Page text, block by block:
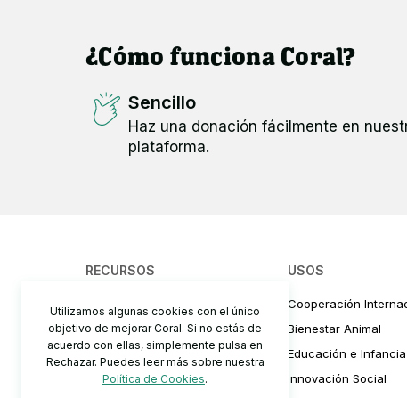
¿Cómo funciona Coral?
Sencillo
Haz una donación fácilmente en
plataforma.
RECURSOS
Precios y comisiones
Cómo recaudar fondos
Preguntas Frecuentes
USOS
Cooperación
Bienestar Animal
Educación e Infancia
Innovación Social
Utilizamos algunas cookies con el único
objetivo de mejorar Coral. Si no estás de
acuerdo con ellas, simplemente pulsa en
Rechazar. Puedes leer más sobre nuestra
Política de Cookies.